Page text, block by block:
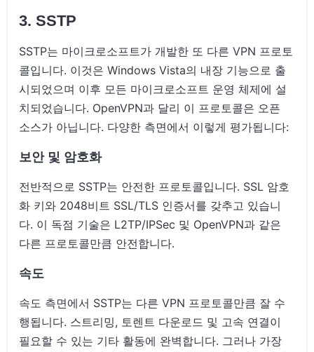
3. SSTP
SSTP는 마이크로소프트가 개발한 또 다른 VPN 프로토
콜입니다. 이것은 Windows Vista의 내장 기능으로 출
시되었으며 이후 모든 마이크로소프트 운영 체제에 설
치되었습니다. OpenVPN과 달리 이 프로토콜은 오픈
소스가 아닙니다. 다양한 측면에서 이렇게 평가됩니다:
보안 및 암호화
전반적으로 SSTP는 안전한 프로토콜입니다. SSL 암호
화 키와 2048비트 SSL/TLS 인증서를 갖추고 있습니
다. 이 독점 기술은 L2TP/IPSec 및 OpenVPN과 같은
다른 프로토콜만큼 안전합니다.
속도
속도 측면에서 SSTP는 다른 VPN 프로토콜만큼 잘 수
행됩니다. 스트리밍, 토렌트 다운로드 및 고속 연결이
필요할 수 있는 기타 활동에 완벽합니다. 그러나 가장